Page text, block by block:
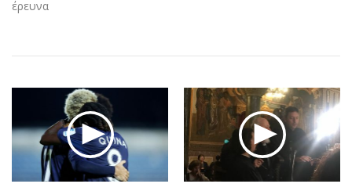
Οικονομία
Real Estate
Επιχειρήσεις
Αγορές
Money Review
Πολιτική
Οικονομία
Γενικά
Αναδρομές
Πρόσωπα
έρευνα